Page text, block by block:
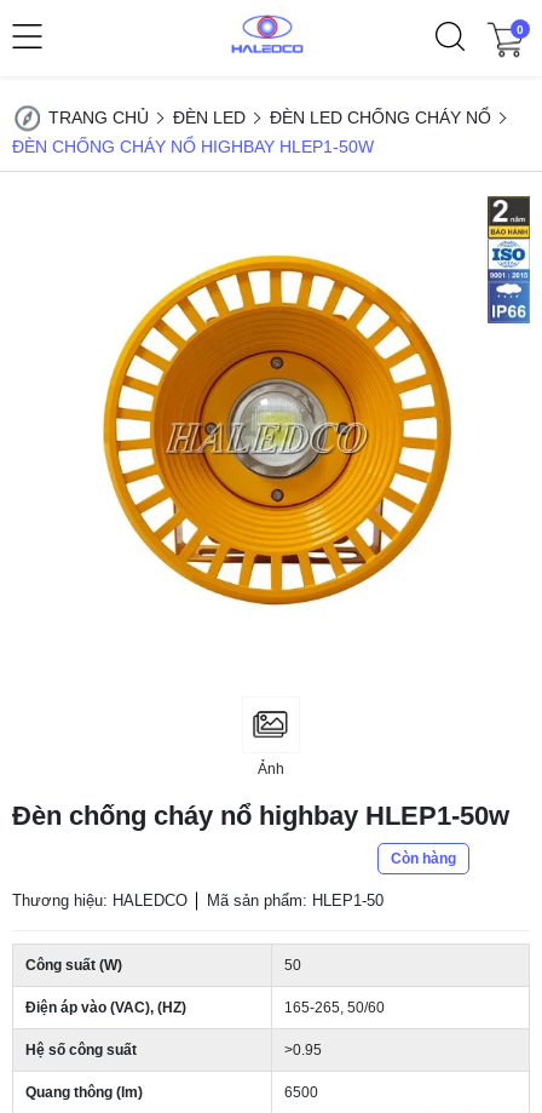
0
TRANG CHỦ ĐÈN LED
ĐÈN LED CHỐNG CHÁY NỔ
ĐÈN CHỐNG CHÁY NỔ HIGHBAY HLEP1-50W
Ảnh
Đèn chống cháy nổ highbay HLEP1-50w
Còn hàng
Thương hiệu: HALEDCO Mã sản phẩm: HLEP1-50
Công suất (W) 50
Điện áp vào (VAC), (HZ) 165-265, 50/60
Hệ số công suất >0.95
Quang thông (lm) 6500